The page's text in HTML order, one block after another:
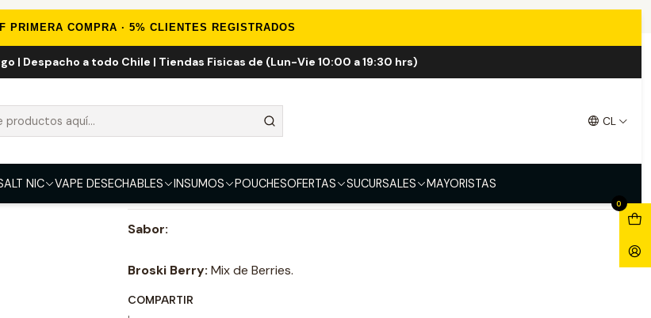
PRIMERA COMPRA · 5% CLIENTES REGISTRADOS
| Despacho a todo Chile | Tiendas Fisicas de (Lun-Vie 10:00 a 19:30 hrs)
CL
NIC VAPE DESECHABLES INSUMOS POUCHESOFERTAS SUCURSALES MAYORISTAS
0
Broski Berry 60ml
0mg 3mg 6mg
Sabor:
Broski Berry: Mix de Berries.
COMPARTIR